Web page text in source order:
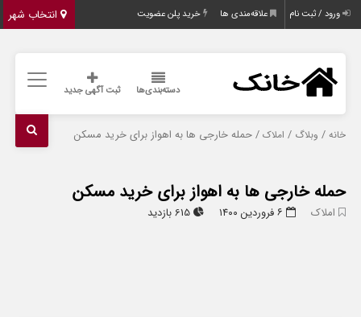
انتخاب شهر ورود / ثبت نام علاقه‌مندی ها خرید پلن عضویت
دسته‌بندی‌ها ثبت آگهی جدید
خانه / وبلاگ / املاک / حمله خارجی ها به اهواز برای خرید مسکن
حمله خارجی ها به اهواز برای خرید مسکن
املاک 615 بازدید